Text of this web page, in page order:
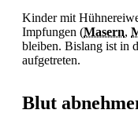
Kinder mit
Impfungen (Masern,
bleiben. Bislang ist in
aufgetreten.
Blut